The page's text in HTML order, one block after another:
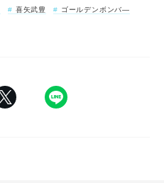
喜矢武豊
ゴールデンボンバ―